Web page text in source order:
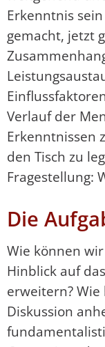
Erkenntnis
gemacht, jetzt
Verlauf der
Erkenntnissen
den Tisch zu
Fragestellung:
Die
Wie können
Hinblick auf
erweitern?
Diskussion